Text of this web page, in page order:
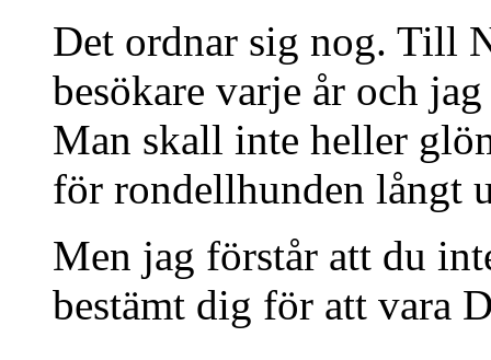
Det ordnar sig nog. Till
besökare varje år och
Man skall inte heller
för rondellhunden långt
Men jag förstår att du
bestämt dig för att vara